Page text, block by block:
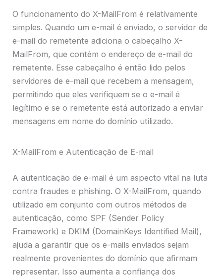
O funcionamento do X-MailFrom é relativamente
simples. Quando um e-mail é enviado, o servidor de
e-mail do remetente adiciona o cabeçalho X-
MailFrom, que contém o endereço de e-mail do
remetente. Esse cabeçalho é então lido pelos
servidores de e-mail que recebem a mensagem,
permitindo que eles verifiquem se o e-mail é
legítimo e se o remetente está autorizado a enviar
mensagens em nome do domínio utilizado.
X-MailFrom e Autenticação de E-mail
A autenticação de e-mail é um aspecto vital na luta
contra fraudes e phishing. O X-MailFrom, quando
utilizado em conjunto com outros métodos de
autenticação, como SPF (Sender Policy
Framework) e DKIM (DomainKeys Identified Mail),
ajuda a garantir que os e-mails enviados sejam
realmente provenientes do domínio que afirmam
representar. Isso aumenta a confiança dos